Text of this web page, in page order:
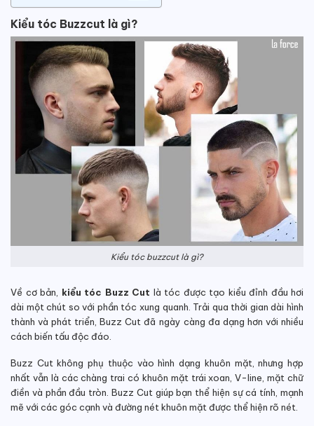
Kiểu tóc Buzzcut là gì?
Kiểu tóc buzzcut là gì?
Về cơ bản, kiểu tóc Buzz Cut là tóc được tạo kiểu đỉnh đầu hơi
dài một chút so với phần tóc xung quanh. Trải qua thời gian dài hình
thành và phát triển, Buzz Cut đã ngày càng đa dạng hơn với nhiều
cách biến tấu độc đáo.
Buzz Cut không phụ thuộc vào hình dạng khuôn mặt, nhưng hợp
nhất vẫn là các chàng trai có khuôn mặt trái xoan, V-line, mặt chữ
điền và phần đầu tròn. Buzz Cut giúp bạn thể hiện sự cá tính, mạnh
mẽ với các góc cạnh và đường nét khuôn mặt được thể hiện rõ nét.